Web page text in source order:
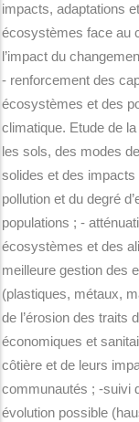
impacts, adaptations
écosystèmes face au
l’impact du
- renforcement des
écosystèmes et des
climatique. Etude de
les sols, des modes
solides et des
pollution et du degré
populations ; -
écosystèmes et des
meilleure gestion des
(plastiques, métaux,
de l’érosion des traits
économiques et
côtière et de leurs
communautés ; -suivi
évolution possible